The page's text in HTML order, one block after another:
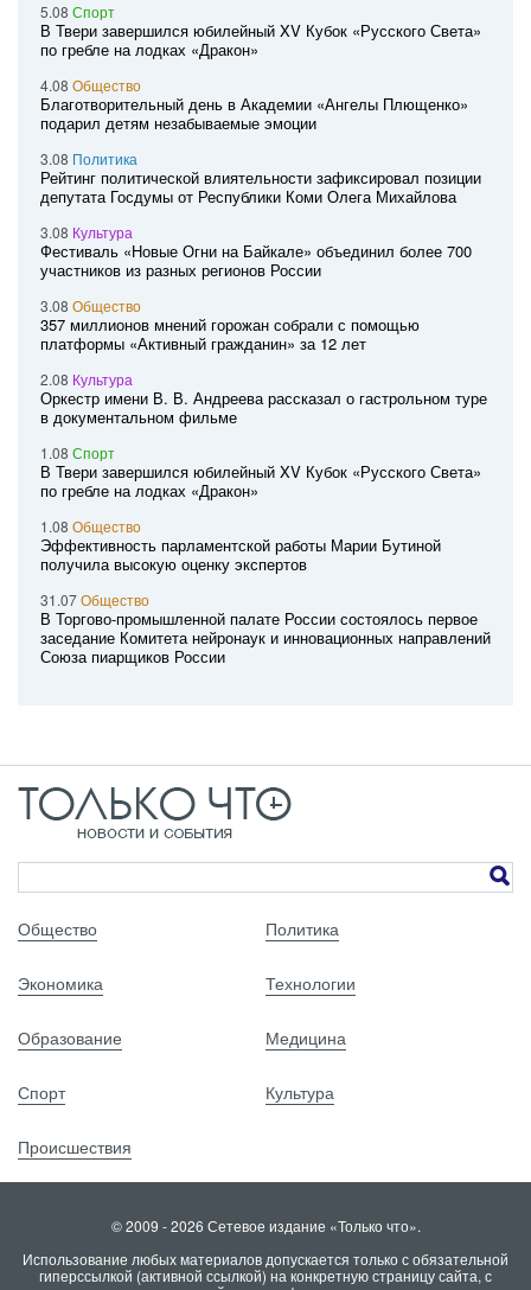
5.08 Спорт
В Твери завершился юбилейный XV Кубок «Русского Света»
по гребле на лодках «Дракон»
4.08 Общество
Благотворительный день в Академии «Ангелы Плющенко»
подарил детям незабываемые эмоции
3.08 Политика
Рейтинг политической влиятельности зафиксировал позиции
депутата Госдумы от Республики Коми Олега Михайлова
3.08 Культура
Фестиваль «Новые Огни на Байкале» объединил более 700
участников из разных регионов России
3.08 Общество
357 миллионов мнений горожан собрали с помощью
платформы «Активный гражданин» за 12 лет
2.08 Культура
Оркестр имени В. В. Андреева рассказал о гастрольном туре
в документальном фильме
1.08 Спорт
В Твери завершился юбилейный XV Кубок «Русского Света»
по гребле на лодках «Дракон»
1.08 Общество
Эффективность парламентской работы Марии Бутиной
получила высокую оценку экспертов
31.07Общество
В Торгово-промышленной палате России состоялось первое
заседание Комитета нейронаук и инновационных направлений
Союза пиарщиков России
Общество Политика
Экономика Технологии
Образование Медицина
Спорт Культура
Происшествия
© 2009 - 2026 Сетевое издание «Только что».
Использование любых материалов допускается только с обязательной
гиперссылкой (активной ссылкой) на конкретную страницу сайта, с